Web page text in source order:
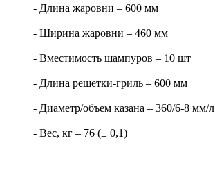
- Длина жаровни – 600 мм
- Ширина жаровни – 460 мм
- Вместимость шампуров – 10 шт
- Длина решетки-гриль – 600 мм
- Диаметр/объем казана – 360/6-8 мм/л
- Вес, кг – 76 (± 0,1)